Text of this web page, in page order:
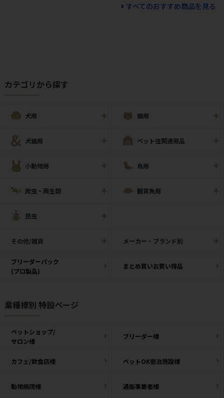
すべてのおすすめ商品を見る
カテゴリから探す
犬用 猫用
犬猫用 ペット住関連用品
小動物用 鳥用
爬虫・両生類 観賞魚用
昆虫
その他/雑貨 メーカー・ブランド別
ブリーダーパック
(プロ製品)
まとめ買いお買い得品
業種様別 特設ページ
ペットショップ/
サロン様
ブリーダー様
カフェ/飲食店様 ペットOK宿泊施設様
動物病院様 通販事業者様